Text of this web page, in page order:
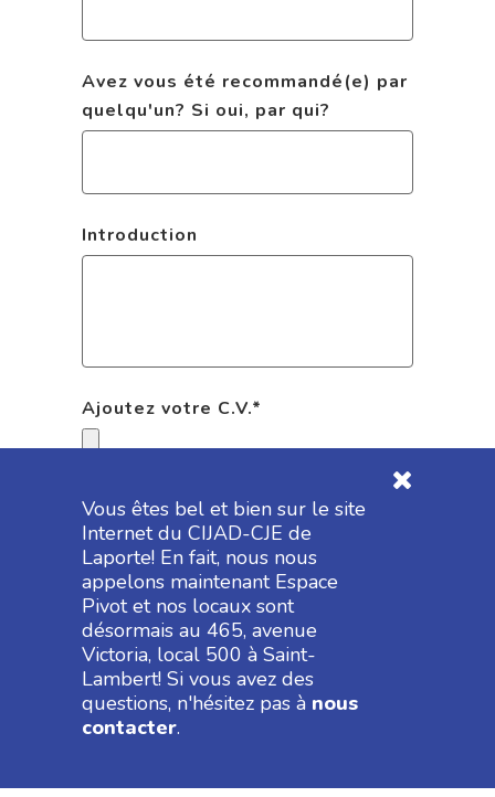
Vous êtes bel et bien sur le site
Internet du CIJAD-CJE de
Laporte! En fait, nous nous
appelons maintenant Espace
Pivot et nos locaux sont
désormais au 465, avenue
Victoria, local 500 à Saint-
Lambert! Si vous avez des
questions, n'hésitez pas à nous
contacter.
Avez vous été recommandé(e) par
quelqu'un? Si oui, par qui?
Introduction
Ajoutez votre C.V.*